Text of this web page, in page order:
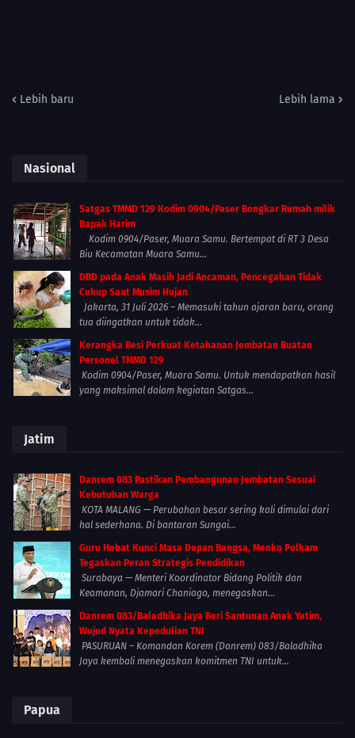
Lebih baru Lebih lama
Nasional
Satgas TMMD 129 Kodim 0904/Paser Bongkar Rumah milik
Bapak Harim
Kodim 0904/Paser, Muara Samu. Bertempat di RT 3 Desa
Biu Kecamatan Muara Samu...
DBD pada Anak Masih Jadi Ancaman, Pencegahan Tidak
Cukup Saat Musim Hujan
Jakarta, 31 Juli 2026 – Memasuki tahun ajaran baru, orang
tua diingatkan untuk tidak...
Kerangka Besi Perkuat Ketahanan Jembatan Buatan
Personel TMMD 129
Kodim 0904/Paser, Muara Samu. Untuk mendapatkan hasil
yang maksimal dalam kegiatan Satgas...
Jatim
Danrem 083 Pastikan Pembangunan Jembatan Sesuai
Kebutuhan Warga
KOTA MALANG — Perubahan besar sering kali dimulai dari
hal sederhana. Di bantaran Sungai...
Guru Hebat Kunci Masa Depan Bangsa, Menko Polkam
Tegaskan Peran Strategis Pendidikan
Surabaya — Menteri Koordinator Bidang Politik dan
Keamanan, Djamari Chaniago, menegaskan...
Danrem 083/Baladhika Jaya Beri Santunan Anak Yatim,
Wujud Nyata Kepedulian TNI
PASURUAN – Komandan Korem (Danrem) 083/Baladhika
Jaya kembali menegaskan komitmen TNI untuk...
Papua